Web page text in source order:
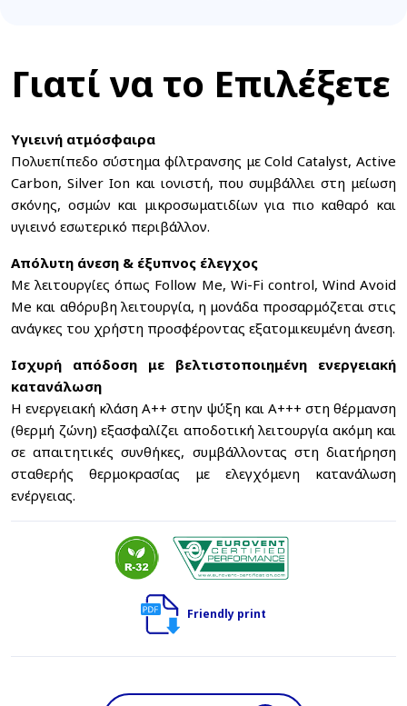
Γιατί να το Επιλέξετε
Υγιεινή ατμόσφαιρα
Πολυεπίπεδο σύστημα φίλτρανσης με Cold Catalyst, Active
Carbon, Silver Ion και ιονιστή, που συμβάλλει στη μείωση
σκόνης, οσμών και μικροσωματιδίων για πιο καθαρό και
υγιεινό εσωτερικό περιβάλλον.
Απόλυτη άνεση & έξυπνος έλεγχος
Με λειτουργίες όπως Follow Me, Wi-Fi control, Wind Avoid
Me και αθόρυβη λειτουργία, η μονάδα προσαρμόζεται στις
ανάγκες του χρήστη προσφέροντας εξατομικευμένη άνεση.
Ισχυρή απόδοση με βελτιστοποιημένη ενεργειακή
κατανάλωση
Η ενεργειακή κλάση A++ στην ψύξη και A+++ στη θέρμανση
(θερμή ζώνη) εξασφαλίζει αποδοτική λειτουργία ακόμη και
σε απαιτητικές συνθήκες, συμβάλλοντας στη διατήρηση
σταθερής θερμοκρασίας με ελεγχόμενη κατανάλωση
ενέργειας.
Friendly print